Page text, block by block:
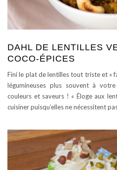
DAHL DE LENTILLES
COCO-ÉPICES
Fini le plat de lentilles tout triste et «
légumineuses plus souvent à
couleurs et saveurs ! « Éloge aux
cuisiner puisqu’elles ne nécessitent